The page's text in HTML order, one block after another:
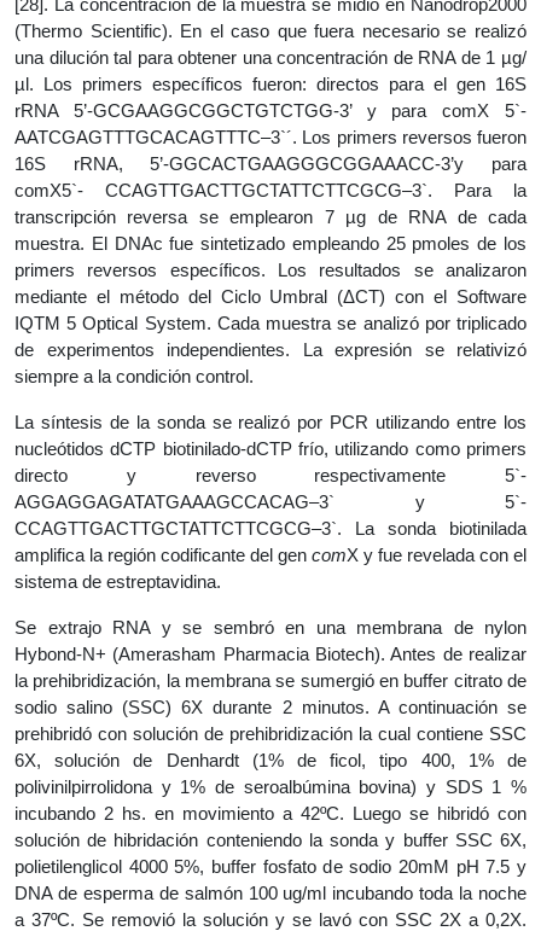
[28]. La concentración de la muestra se midió en Nanodrop2000
(Thermo Scientific). En el caso que fuera necesario se realizó
una dilución tal para obtener una concentración de RNA de 1 µg/
µl. Los primers específicos fueron: directos para el gen 16S
rRNA 5’-GCGAAGGCGGCTGTCTGG-3’ y para comX 5`-
AATCGAGTTTGCACAGTTTC–3`´. Los primers reversos fueron
16S rRNA, 5’-GGCACTGAAGGGCGGAAACC-3’y para
comX5`- CCAGTTGACTTGCTATTCTTCGCG–3`. Para la
transcripción reversa se emplearon 7 µg de RNA de cada
muestra. El DNAc fue sintetizado empleando 25 pmoles de los
primers reversos específicos. Los resultados se analizaron
mediante el método del Ciclo Umbral (ΔCT) con el Software
IQTM 5 Optical System. Cada muestra se analizó por triplicado
de experimentos independientes. La expresión se relativizó
siempre a la condición control.
La síntesis de la sonda se realizó por PCR utilizando entre los
nucleótidos dCTP biotinilado-dCTP frío, utilizando como primers
directo y reverso respectivamente 5`-
AGGAGGAGATATGAAAGCCACAG–3` y 5`-
CCAGTTGACTTGCTATTCTTCGCG–3`. La sonda biotinilada
amplifica la región codificante del gen comX y fue revelada con el
sistema de estreptavidina.
Se extrajo RNA y se sembró en una membrana de nylon
Hybond-N+ (Amerasham Pharmacia Biotech). Antes de realizar
la prehibridización, la membrana se sumergió en buffer citrato de
sodio salino (SSC) 6X durante 2 minutos. A continuación se
prehibridó con solución de prehibridización la cual contiene SSC
6X, solución de Denhardt (1% de ficol, tipo 400, 1% de
polivinilpirrolidona y 1% de seroalbúmina bovina) y SDS 1 %
incubando 2 hs. en movimiento a 42ºC. Luego se hibridó con
solución de hibridación conteniendo la sonda y buffer SSC 6X,
polietilenglicol 4000 5%, buffer fosfato de sodio 20mM pH 7.5 y
DNA de esperma de salmón 100 ug/ml incubando toda la noche
a 37ºC. Se removió la solución y se lavó con SSC 2X a 0,2X.